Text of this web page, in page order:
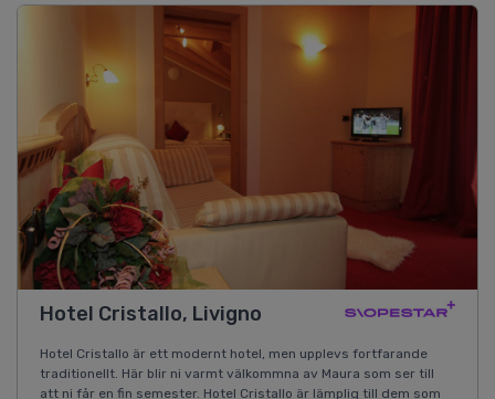
Hotel Cristallo, Livigno
Hotel Cristallo är ett modernt hotel, men upplevs fortfarande
traditionellt. Här blir ni varmt välkommna av Maura som ser till
att ni får en fin semester. Hotel Cristallo är lämplig till dem som